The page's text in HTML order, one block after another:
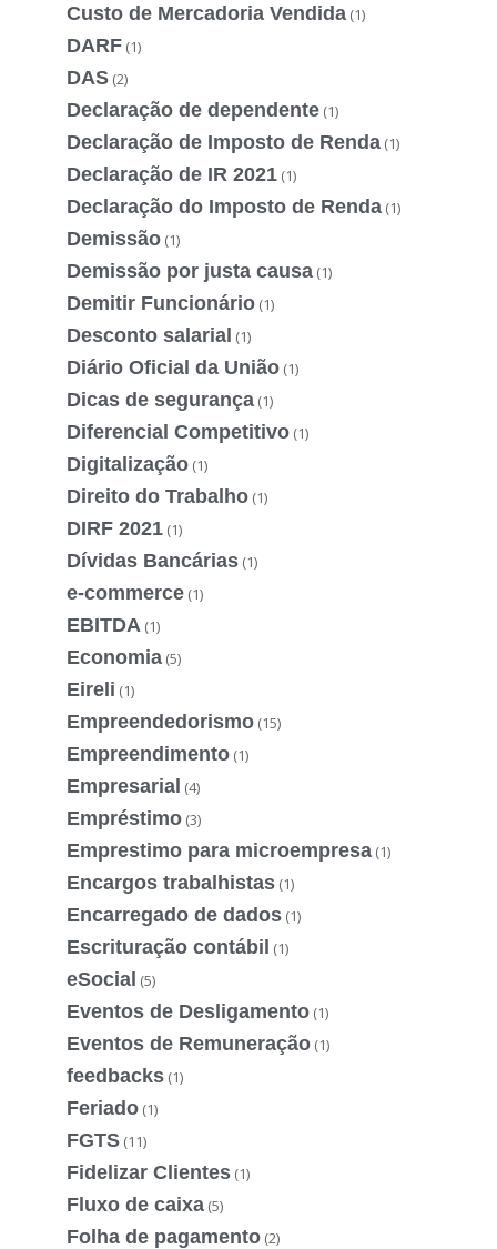
Custo de Mercadoria Vendida (1)
DARF (1)
DAS (2)
Declaração de dependente (1)
Declaração de Imposto de Renda (1)
Declaração de IR 2021 (1)
Declaração do Imposto de Renda (1)
Demissão (1)
Demissão por justa causa (1)
Demitir Funcionário (1)
Desconto salarial (1)
Diário Oficial da União (1)
Dicas de segurança (1)
Diferencial Competitivo (1)
Digitalização (1)
Direito do Trabalho (1)
DIRF 2021 (1)
Dívidas Bancárias (1)
e-commerce (1)
EBITDA (1)
Economia (5)
Eireli (1)
Empreendedorismo (15)
Empreendimento (1)
Empresarial (4)
Empréstimo (3)
Emprestimo para microempresa (1)
Encargos trabalhistas (1)
Encarregado de dados (1)
Escrituração contábil (1)
eSocial (5)
Eventos de Desligamento (1)
Eventos de Remuneração (1)
feedbacks (1)
Feriado (1)
FGTS (11)
Fidelizar Clientes (1)
Fluxo de caixa (5)
Folha de pagamento (2)